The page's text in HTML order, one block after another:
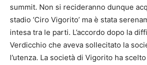
summit. Non si recideranno dunque
stadio ‘Ciro Vigorito’ ma è stata
intesa tra le parti. L’accordo dopo la
Verdicchio che aveva sollecitato la
l’utenza. La società di Vigorito ha